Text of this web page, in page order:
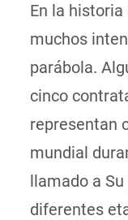
En la
muchos
parábola.
cinco
representan
mundial
llamado a
diferentes